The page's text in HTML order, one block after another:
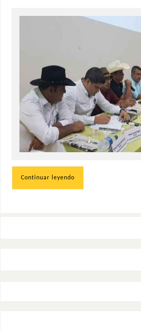
Continuar leyendo